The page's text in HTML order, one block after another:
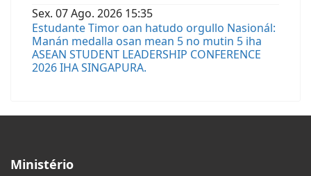
Sex. 07Ago. 2026 15:35
Estudante Timor oan hatudo orgullo Nasionál:
Manán medalla osan mean 5 no mutin 5 iha
ASEAN STUDENT LEADERSHIP CONFERENCE
2026 IHA SINGAPURA.
Ministério